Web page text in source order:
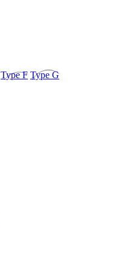
Type F Type G